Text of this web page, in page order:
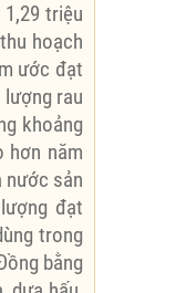
triệu
hoạch
ước đạt
rau
khoảng
hơn năm
nước sản
đạt
trong
bằng